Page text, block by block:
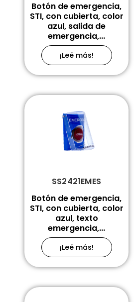
Botón de emergencia,
STI, con cubierta, color
azul, salida de
emergencia,...
¡Leé más!
SS2421EMES
Botón de emergencia,
STI, con cubierta, color
azul, texto
emergencia,...
¡Leé más!